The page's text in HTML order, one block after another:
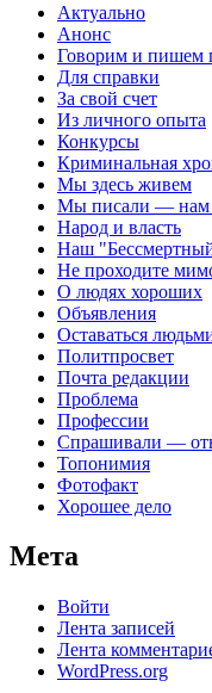
Актуально
Анонс
Говорим и пишем
Для справки
За свой счет
Из личного опыта
Конкурсы
Криминальная
Мы здесь живем
Мы писали — нам
Народ и власть
Наш
Не проходите
О людях хороших
Объявления
Оставаться
Политпросвет
Почта редакции
Проблема
Профессии
Спрашивали —
Топонимия
Фотофакт
Хорошее дело
Мета
Войти
Лента записей
Лента
WordPress.org